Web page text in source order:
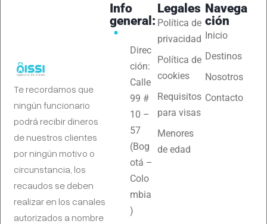
Te recordamos que
ningún funcionario
podrá recibir dineros
de nuestros clientes
por ningún motivo o
circunstancia, los
recaudos se deben
realizar en los canales
autorizados a nombre
Navega
ción
Inicio
Destinos
Nosotros
Contacto
Legales
Política de
privacidad
Política de
cookies
Requisitos
para visas
Menores
de edad
Info
general:
Direc
ción:
Calle
99 #
10 –
57
(Bog
otá –
Colo
mbia
)